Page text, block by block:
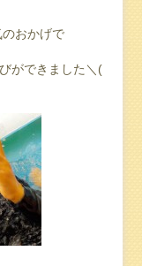
おかげで
ができました＼(